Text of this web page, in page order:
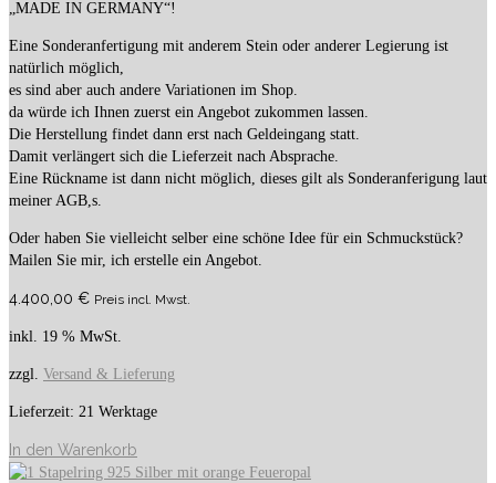
„MADE IN GERMANY“!
Eine Sonderanfertigung mit anderem Stein oder anderer Legierung ist
natürlich möglich,
es sind aber auch andere Variationen im Shop.
da würde ich Ihnen zuerst ein Angebot zukommen lassen.
Die Herstellung findet dann erst nach Geldeingang statt.
Damit verlängert sich die Lieferzeit nach Absprache.
Eine Rückname ist dann nicht möglich, dieses gilt als Sonderanferigung laut
meiner AGB,s.
Oder haben Sie vielleicht selber eine schöne Idee für ein Schmuckstück?
Mailen Sie mir, ich erstelle ein Angebot.
4.400,00 € Preis incl. Mwst.
inkl. 19 % MwSt.
zzgl. Versand & Lieferung
Lieferzeit: 21 Werktage
In den Warenkorb